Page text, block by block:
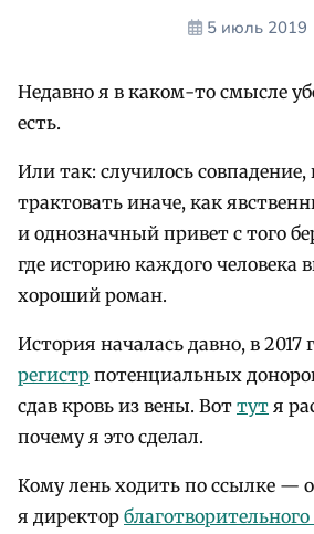
5 июль 2019
Недавно я в каком-то смысле
есть.
Или так: случилось совпадение,
трактовать иначе, как
и однозначный привет с того
где историю каждого человека
хороший роман.
История началась давно, в 2017
регистр потенциальных
сдав кровь из вены. Вот тут я
почему я это сделал.
Кому лень ходить по ссылке —
я директор